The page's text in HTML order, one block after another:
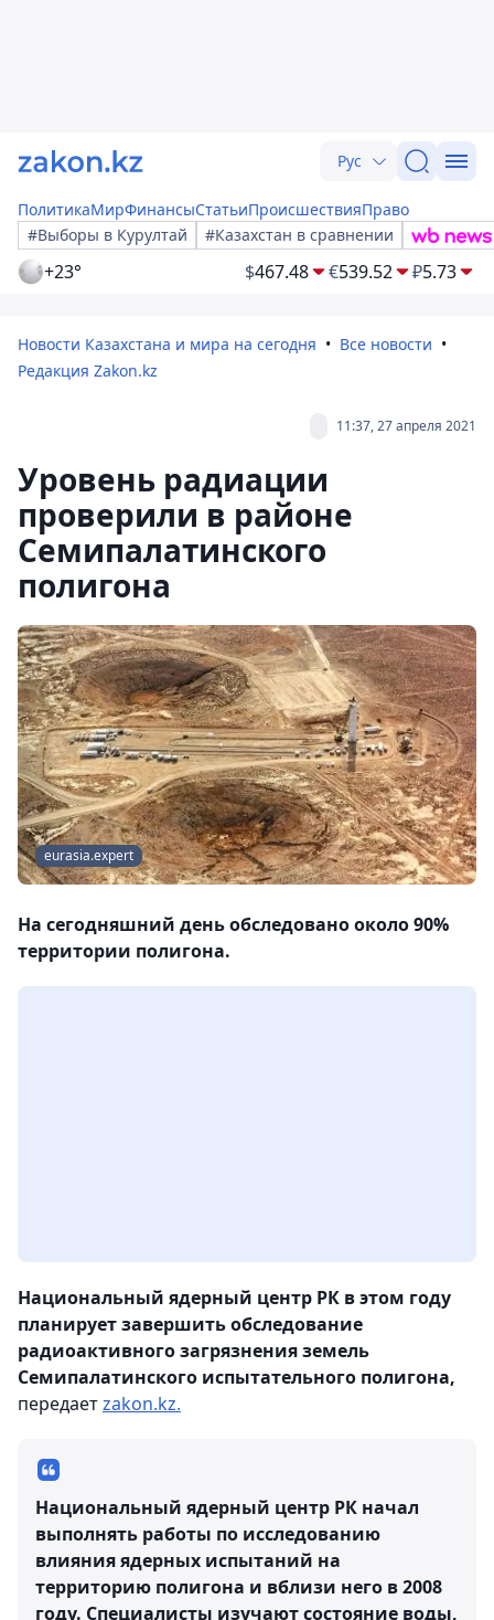
Рус
ПолитикаМирФинансыСтатьиПроисшествияПраво
#Выборы в Курултай
#Казахстан в сравнении
+23° $467.48 €539.52 ₽5.73
Новости Казахстана и мира на сегодня
Все новости
Редакция Zakon.kz
11:37, 27 апреля 2021
Уровень радиации
проверили в районе
Семипалатинского
полигона
eurasia.expert
На сегодняшний день обследовано около 90%
территории полигона.
Национальный ядерный центр РК в этом году
планирует завершить обследование
радиоактивного загрязнения земель
Семипалатинского испытательного полигона,
передаетzakon.kz.
Национальный ядерный центр РК начал
выполнять работы по исследованию
влияния ядерных испытаний на
территорию полигона и вблизи него в 2008
году. Специалисты изучают состояние воды,